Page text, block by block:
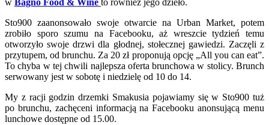
w Bagno Food & Wine to również jego dzieło.
Sto900 zaanonsowało swoje otwarcie na Urban Market, potem
zrobiło sporo szumu na Facebooku, aż wreszcie tydzień temu
otworzyło swoje drzwi dla głodnej, stołecznej gawiedzi. Zaczęli z
przytupem, od brunchu. Za 20 zł proponują opcję „All you can eat”.
To chyba w tej chwili najlepsza oferta brunchowa w stolicy. Brunch
serwowany jest w sobotę i niedzielę od 10 do 14.
My z racji godzin drzemki Smakusia pojawiamy się w Sto900 tuż
po brunchu, zachęceni informacją na Facebooku anonsującą menu
lunchowe dostępne od 15.00.